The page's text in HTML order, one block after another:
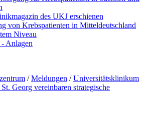
des UKJ erschienen
von Krebspatienten in Mitteldeutschland
Niveau
Anlagen
/Meldungen /Universitätsklinikum
Georg vereinbaren strategische